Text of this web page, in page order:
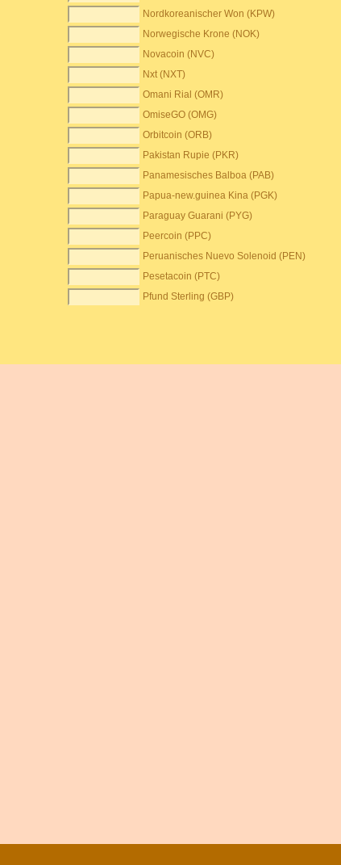
Nordkoreanischer Won (KPW)
Norwegische Krone (NOK)
Novacoin (NVC)
Nxt (NXT)
Omani Rial (OMR)
OmiseGO (OMG)
Orbitcoin (ORB)
Pakistan Rupie (PKR)
Panamesisches Balboa (PAB)
Papua-new.guinea Kina (PGK)
Paraguay Guarani (PYG)
Peercoin (PPC)
Peruanisches Nuevo Solenoid (PEN)
Pesetacoin (PTC)
Pfund Sterling (GBP)